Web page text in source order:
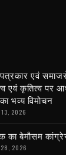
पत्रकार एवं
एवं कृतित्व पर
का भव्य विमोचन
13, 2026
का बेमौसम
28, 2026